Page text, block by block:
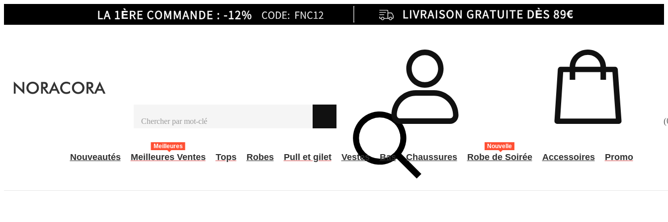
(
Nouveautés
Meilleures
Meilleures Ventes Tops Robes Pull et gilet Vestes Bas Chaussures
Nouvelle
Robe de Soirée Accessoires Promo